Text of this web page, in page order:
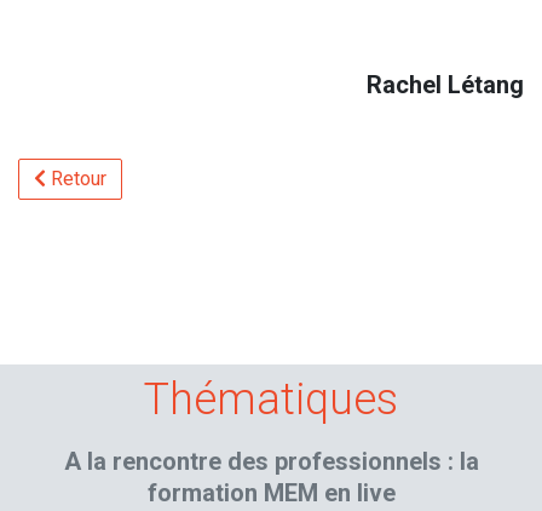
Rachel Létang
Retour
Thématiques
A la rencontre des professionnels : la
formation MEM en live